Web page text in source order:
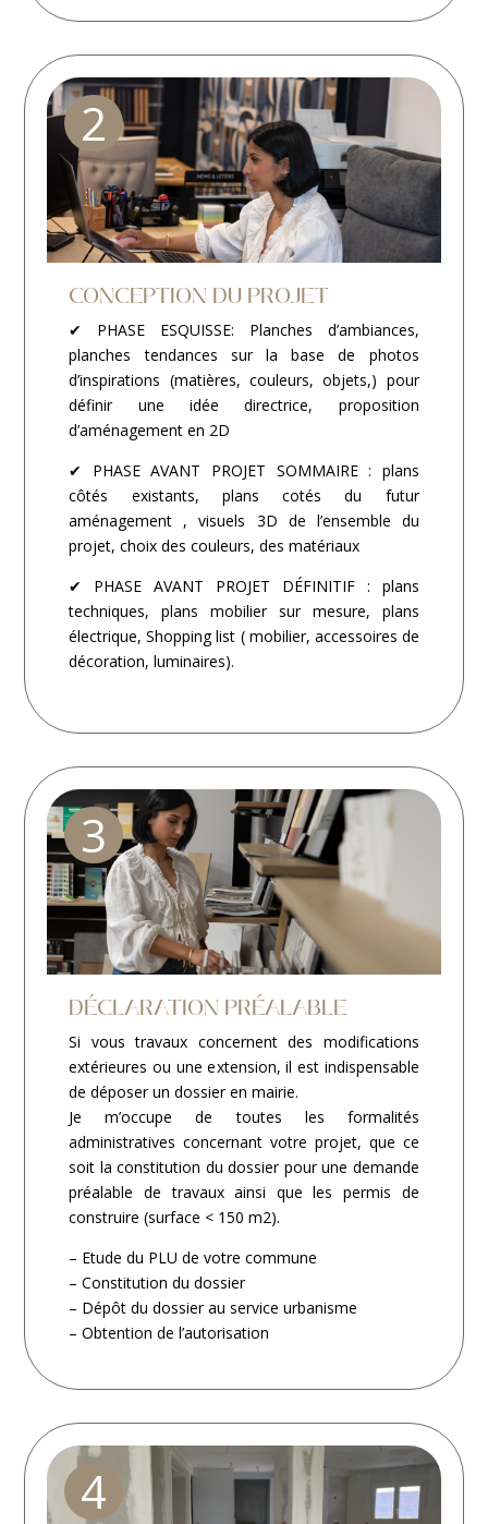
2
CONCEPTION DU PROJET
✔ PHASE ESQUISSE: Planches d’ambiances,
planches tendances sur la base de photos
d’inspirations (matières, couleurs, objets,) pour
définir une idée directrice, proposition
d’aménagement en 2D
✔ PHASE AVANT PROJET SOMMAIRE : plans
côtés existants, plans cotés du futur
aménagement , visuels 3D de l’ensemble du
projet, choix des couleurs, des matériaux
✔ PHASE AVANT PROJET DÉFINITIF : plans
techniques, plans mobilier sur mesure, plans
électrique, Shopping list ( mobilier, accessoires de
décoration, luminaires).
3
DÉCLARATION PRÉALABLE
Si vous travaux concernent des modifications
extérieures ou une extension, il est indispensable
de déposer un dossier en mairie.
Je m’occupe de toutes les formalités
administratives concernant votre projet, que ce
soit la constitution du dossier pour une demande
préalable de travaux ainsi que les permis de
construire (surface < 150 m2).
– Etude du PLU de votre commune
– Constitution du dossier
– Dépôt du dossier au service urbanisme
– Obtention de l’autorisation
4